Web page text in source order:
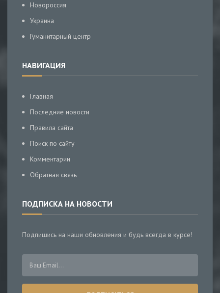
Новороссия
Украина
Гуманитарный центр
НАВИГАЦИЯ
Главная
Последние новости
Правила сайта
Поиск по сайту
Комментарии
Обратная связь
ПОДПИСКА НА НОВОСТИ
Подпишись на наши обновления и будь всегда в курсе!